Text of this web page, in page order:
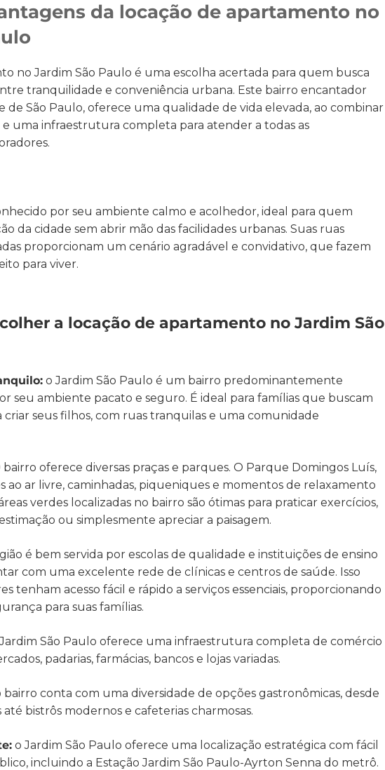
da locação de apartamento no
no Jardim São Paulo é uma escolha acertada para quem busca
tranquilidade e conveniência urbana. Este bairro encantador
de São Paulo, oferece uma qualidade de vida elevada, ao combinar
e uma infraestrutura completa para atender a todas as
por seu ambiente calmo e acolhedor, ideal para quem
da cidade sem abrir mão das facilidades urbanas. Suas ruas
proporcionam um cenário agradável e convidativo, que fazem
para viver.
a locação de apartamento no Jardim São
o Jardim São Paulo é um bairro predominantemente
seu ambiente pacato e seguro. É ideal para famílias que buscam
criar seus filhos, com ruas tranquilas e uma comunidade
bairro oferece diversas praças e parques. O Parque Domingos Luís,
ao ar livre, caminhadas, piqueniques e momentos de relaxamento
verdes localizadas no bairro são ótimas para praticar exercícios,
ou simplesmente apreciar a paisagem.
é bem servida por escolas de qualidade e instituições de ensino
com uma excelente rede de clínicas e centros de saúde. Isso
tenham acesso fácil e rápido a serviços essenciais, proporcionando
para suas famílias.
São Paulo oferece uma infraestrutura completa de comércio
padarias, farmácias, bancos e lojas variadas.
bairro conta com uma diversidade de opções gastronômicas, desde
bistrôs modernos e cafeterias charmosas.
o Jardim São Paulo oferece uma localização estratégica com fácil
incluindo a Estação Jardim São Paulo-Ayrton Senna do metrô.